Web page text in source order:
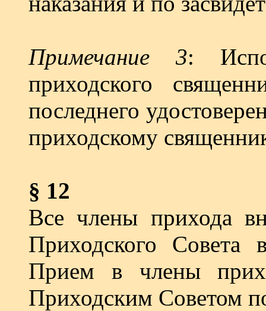
Примечание 3:
приходского
последнего
приходскому
§ 12
Все члены прихода
Приходского Совета
Прием в члены
Приходским Советом